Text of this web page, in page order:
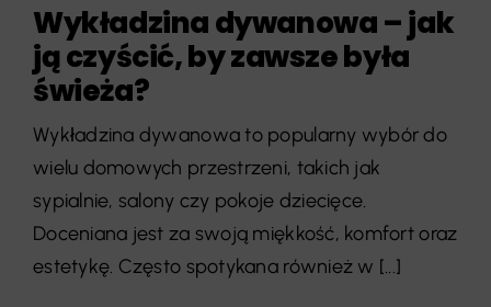
Wykładzina dywanowa – jak
ją czyścić, by zawsze była
świeża?
Wykładzina dywanowa to popularny wybór do
wielu domowych przestrzeni, takich jak
sypialnie, salony czy pokoje dziecięce.
Doceniana jest za swoją miękkość, komfort oraz
estetykę. Często spotykana również w [...]